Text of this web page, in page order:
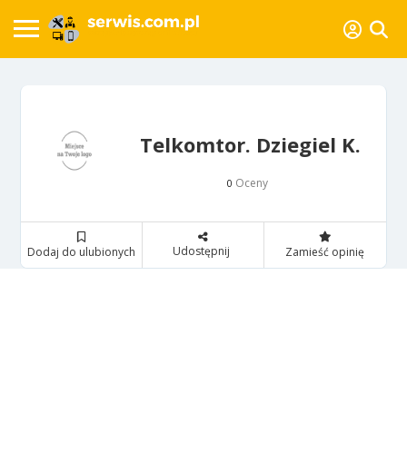
Telkomtor. Dziegiel K.
0 Oceny
Dodaj do ulubionych Udostępnij Zamieść opinię